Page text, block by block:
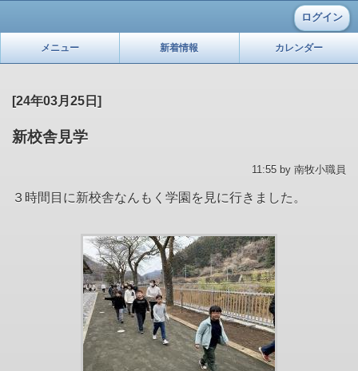
ログイン
メニュー 新着情報 カレンダー
[24年03月25日]
新校舎見学
11:55 by 南牧小職員
３時間目に新校舎なんもく学園を見に行きました。